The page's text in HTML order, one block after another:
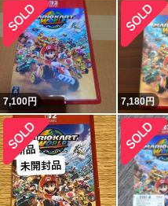
7,100円 7,180円